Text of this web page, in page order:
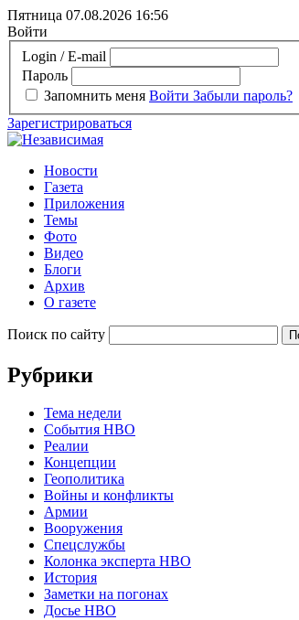
Пятница 07.08.2026 16:56
Войти
Login / E-mail
Пароль
Запомнить меня Войти Забыли пароль?
Зарегистрироваться
Новости
Газета
Приложения
Темы
Фото
Видео
Блоги
Архив
О газете
Поиск по сайту
Рубрики
Тема недели
События НВО
Реалии
Концепции
Геополитика
Войны и конфликты
Армии
Вооружения
Спецслужбы
Колонка эксперта НВО
История
Заметки на погонах
Досье НВО